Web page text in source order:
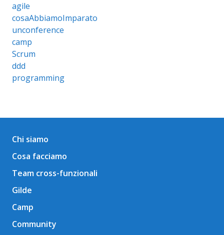
agile
cosaAbbiamoImparato
unconference
camp
Scrum
ddd
programming
Chi siamo
Cosa facciamo
Team cross-funzionali
Gilde
Camp
Community